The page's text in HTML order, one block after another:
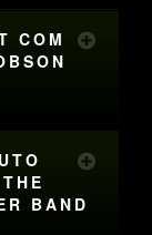
COM
BAND